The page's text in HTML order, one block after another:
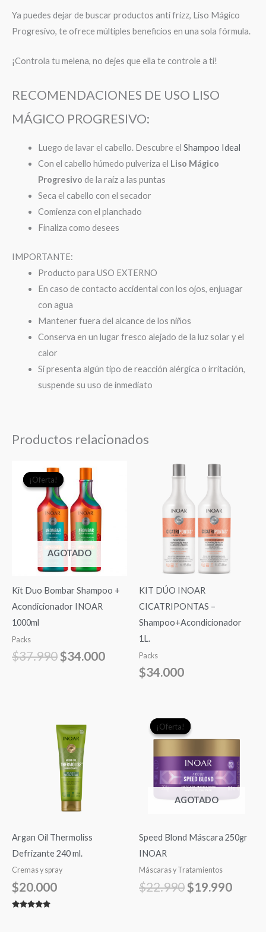
Ya puedes dejar de buscar productos anti frizz, Liso Mágico
Progresivo, te ofrece múltiples beneficios en una sola fórmula.
¡Controla tu melena, no dejes que ella te controle a ti!
RECOMENDACIONES DE USO LISO
MÁGICO PROGRESIVO:
Luego de lavar el cabello. Descubre el Shampoo Ideal
Con el cabello húmedo pulveriza el Liso Mágico
Progresivo de la raíz a las puntas
Seca el cabello con el secador
Comienza con el planchado
Finaliza como desees
IMPORTANTE:
Producto para USO EXTERNO
En caso de contacto accidental con los ojos, enjuagar
con agua
Mantener fuera del alcance de los niños
Conserva en un lugar fresco alejado de la luz solar y el
calor
Si presenta algún tipo de reacción alérgica o irritación,
suspende su uso de inmediato
Productos relacionados
¡Oferta!
AGOTADO
¡Oferta!
Kit Duo Bombar Shampoo +
Acondicionador INOAR
1000ml
Packs
$37.990
precio
original
era:
$37.990.
$34.000
KIT DÚO INOAR
CICATRIPONTAS –
Shampoo+Acondicionador
1L.
Packs
$34.000
Argan Oil Thermoliss
Defrizante 240 ml.
Cremas y spray
$20.000
¡Oferta!
AGOTADO
¡Oferta!
Speed Blond Máscara 250gr
INOAR
Máscaras y Tratamientos
$22.990
precio
era:
$22.990.
$19.990
es: